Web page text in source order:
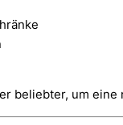
beliebter, um eine